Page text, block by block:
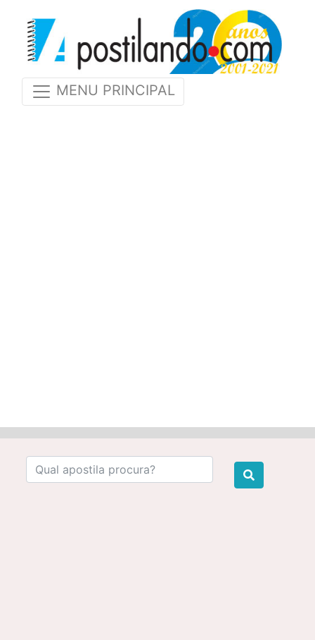
MENU PRINCIPAL